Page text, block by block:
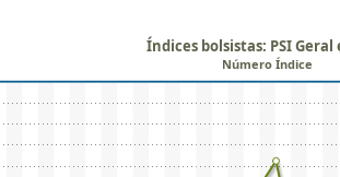
Índices bolsistas: PSI Geral
Número Índice